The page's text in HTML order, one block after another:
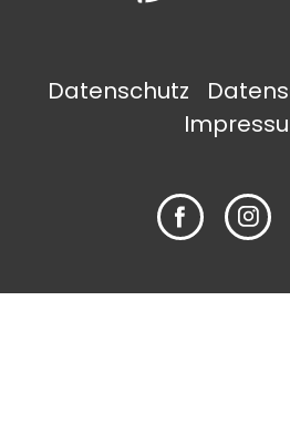
Datenschutz